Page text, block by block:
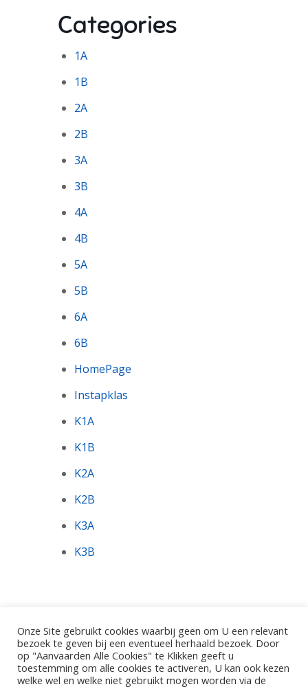
Categories
1A
1B
2A
2B
3A
3B
4A
4B
5A
5B
6A
6B
HomePage
Instapklas
K1A
K1B
K2A
K2B
K3A
K3B
©2026 - Gemeentelijke Basisschool De Pinte.
Polderbos 1, 9840 De Pinte
Onze Site gebruikt cookies waarbij geen om U een relevant
bezoek te geven bij een eventueel herhaald bezoek. Door
op "Aanvaarden Alle Cookies" te Klikken geeft u
toestemming om alle cookies te activeren, U kan ook kezen
welke wel en welke niet gebruikt mogen worden via de